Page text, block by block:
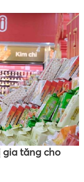
gia tăng cho